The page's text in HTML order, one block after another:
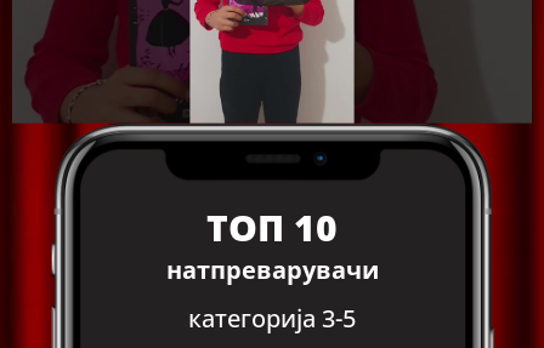
ТОП 10
натпреварувачи
категорија 3-5